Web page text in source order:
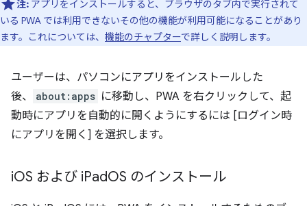
注: アプリをインストールすると、ブラウザのタブ内で実行されて
いる PWA では利用できないその他の機能が利用可能になることがあり
ます。これについては、 機能のチャプターで詳しく説明します。
ユーザーは、パソコンにアプリをインストールした
後、
about:apps に移動し、PWA を右クリックして、起
動時にアプリを自動的に開くようにするには [ログイン時
にアプリを開く] を選択します。
iOS および iPadOS のインストール